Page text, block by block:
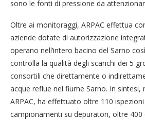
sono le fonti di pressione da
Oltre ai monitoraggi, ARPAC effettua
aziende dotate di autorizzazione
operano nell’intero bacino del Sarno
controlla la qualità degli scarichi dei 5
consortili che direttamente o
acque reflue nel fiume Sarno. In sintesi,
ARPAC, ha effettuato oltre 110
campionamenti su depuratori, oltre